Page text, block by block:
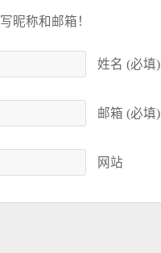
昵称和邮箱！
姓名 (必填)
邮箱 (必填)
网站